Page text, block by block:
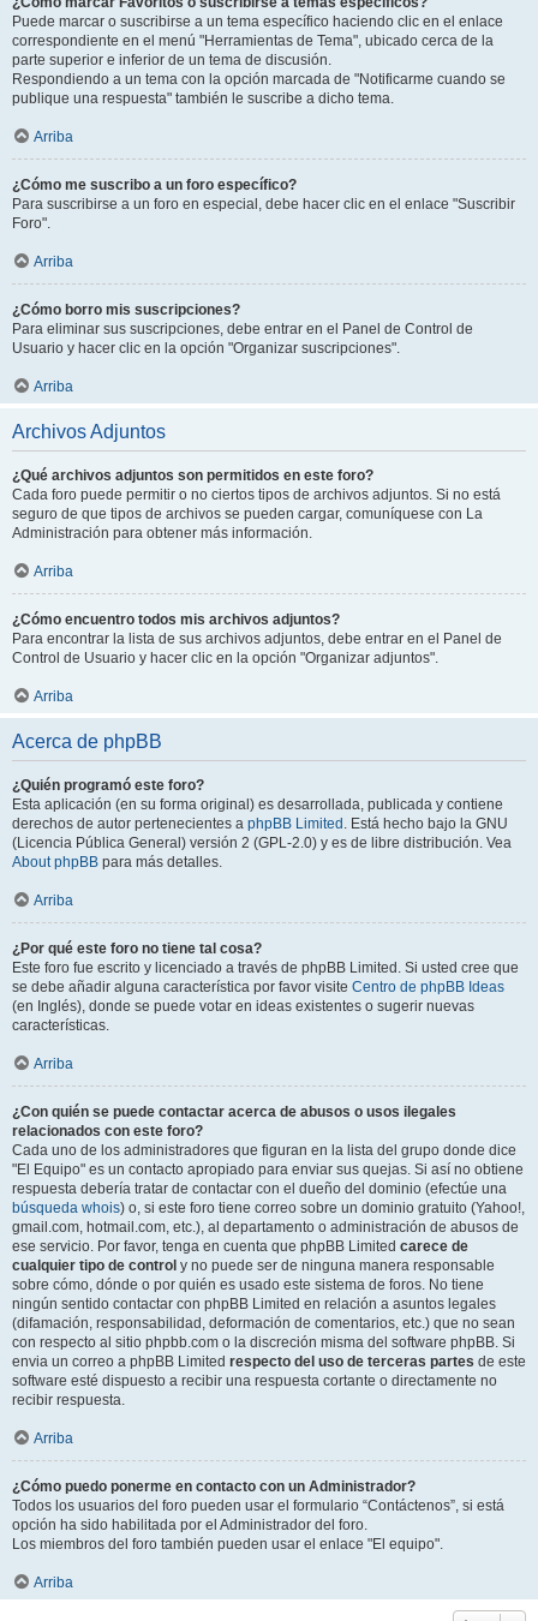
Puede marcar o suscribirse a un tema específico haciendo clic en el enlace
correspondiente en el menú "Herramientas de Tema", ubicado cerca de la
parte superior e inferior de un tema de discusión.
Respondiendo a un tema con la opción marcada de "Notificarme cuando se
publique una respuesta" también le suscribe a dicho tema.
Arriba
¿Cómo me suscribo a un foro específico?
Para suscribirse a un foro en especial, debe hacer clic en el enlace "Suscribir
Foro".
Arriba
¿Cómo borro mis suscripciones?
Para eliminar sus suscripciones, debe entrar en el Panel de Control de
Usuario y hacer clic en la opción "Organizar suscripciones".
Arriba
Archivos Adjuntos
¿Qué archivos adjuntos son permitidos en este foro?
Cada foro puede permitir o no ciertos tipos de archivos adjuntos. Si no está
seguro de que tipos de archivos se pueden cargar, comuníquese con La
Administración para obtener más información.
Arriba
¿Cómo encuentro todos mis archivos adjuntos?
Para encontrar la lista de sus archivos adjuntos, debe entrar en el Panel de
Control de Usuario y hacer clic en la opción "Organizar adjuntos".
Arriba
Acerca de phpBB
¿Quién programó este foro?
Esta aplicación (en su forma original) es desarrollada, publicada y contiene
derechos de autor pertenecientes a phpBB Limited . Está hecho bajo la GNU
(Licencia Pública General) versión 2 (GPL-2.0) y es de libre distribución. Vea
About phpBB para más detalles.
Arriba
¿Por qué este foro no tiene tal cosa?
Este foro fue escrito y licenciado a través de phpBB Limited. Si usted cree que
se debe añadir alguna característica por favor visite Centro de phpBB Ideas
(en Inglés), donde se puede votar en ideas existentes o sugerir nuevas
características.
Arriba
¿Con quién se puede contactar acerca de abusos o usos ilegales
relacionados con este foro?
Cada uno de los administradores que figuran en la lista del grupo donde dice
"El Equipo" es un contacto apropiado para enviar sus quejas. Si así no obtiene
respuesta debería tratar de contactar con el dueño del dominio (efectúe una
búsqueda whois) o, si este foro tiene correo sobre un dominio gratuito (Yahoo!,
gmail.com, hotmail.com, etc.), al departamento o administración de abusos de
ese servicio. Por favor, tenga en cuenta que phpBB Limited carece de
cualquier tipo de control y no puede ser de ninguna manera responsable
sobre cómo, dónde o por quién es usado este sistema de foros. No tiene
ningún sentido contactar con phpBB Limited en relación a asuntos legales
(difamación, responsabilidad, deformación de comentarios, etc.) que no sean
con respecto al sitio phpbb.com o la discreción misma del software phpBB. Si
envia un correo a phpBB Limited respecto del uso de terceras partes de este
software esté dispuesto a recibir una respuesta cortante o directamente no
recibir respuesta.
Arriba
¿Cómo puedo ponerme en contacto con un Administrador?
Todos los usuarios del foro pueden usar el formulario “Contáctenos”, si está
opción ha sido habilitada por el Administrador del foro.
Los miembros del foro también pueden usar el enlace "El equipo".
Arriba